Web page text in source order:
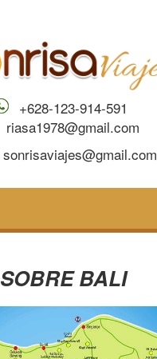
+628-123-914-591
riasa1978@gmail.com
sonrisaviajes@gmail.com
SOBRE BALI